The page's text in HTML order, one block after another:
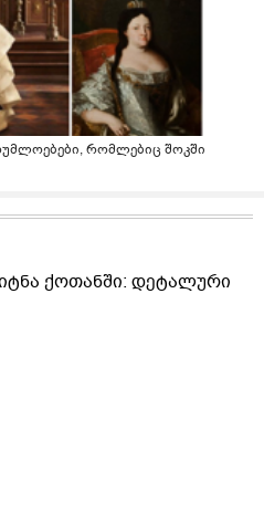
რომლებიც შოკში